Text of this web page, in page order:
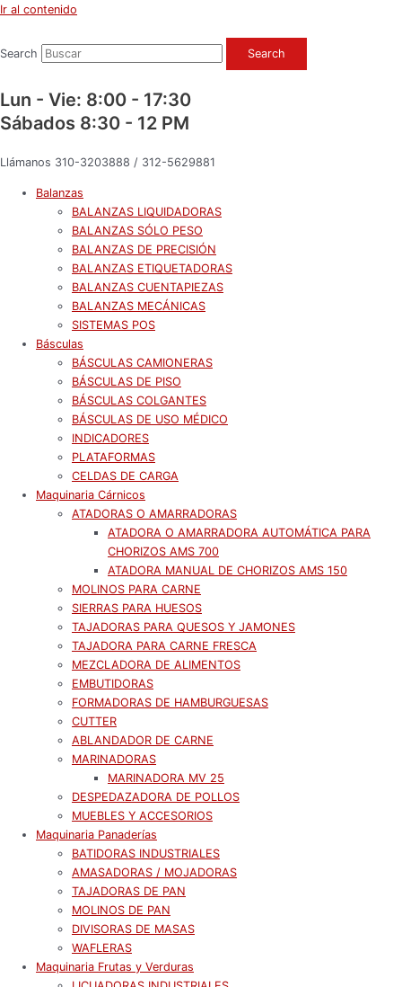
Ir al contenido
Search Search
Lun - Vie: 8:00 - 17:30
Sábados 8:30 - 12 PM
Llámanos 310-3203888 / 312-5629881
Balanzas
BALANZAS LIQUIDADORAS
BALANZAS SÓLO PESO
BALANZAS DE PRECISIÓN
BALANZAS ETIQUETADORAS
BALANZAS CUENTAPIEZAS
BALANZAS MECÁNICAS
SISTEMAS POS
Básculas
BÁSCULAS CAMIONERAS
BÁSCULAS DE PISO
BÁSCULAS COLGANTES
BÁSCULAS DE USO MÉDICO
INDICADORES
PLATAFORMAS
CELDAS DE CARGA
Maquinaria Cárnicos
ATADORAS O AMARRADORAS
ATADORA O AMARRADORA AUTOMÁTICA PARA
CHORIZOS AMS 700
ATADORA MANUAL DE CHORIZOS AMS 150
MOLINOS PARA CARNE
SIERRAS PARA HUESOS
TAJADORAS PARA QUESOS Y JAMONES
TAJADORA PARA CARNE FRESCA
MEZCLADORA DE ALIMENTOS
EMBUTIDORAS
FORMADORAS DE HAMBURGUESAS
CUTTER
ABLANDADOR DE CARNE
MARINADORAS
MARINADORA MV 25
DESPEDAZADORA DE POLLOS
MUEBLES Y ACCESORIOS
Maquinaria Panaderías
BATIDORAS INDUSTRIALES
AMASADORAS / MOJADORAS
TAJADORAS DE PAN
MOLINOS DE PAN
DIVISORAS DE MASAS
WAFLERAS
Maquinaria Frutas y Verduras